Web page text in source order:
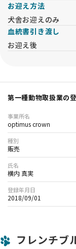
お迎え方法
犬舎お迎えのみ
血統書引き渡し
お迎え後
第一種動物取扱業の
事業所名
optimus crown
種別
販売
氏名
横内 真実
登録年月日
2018/09/01
フレンチブ